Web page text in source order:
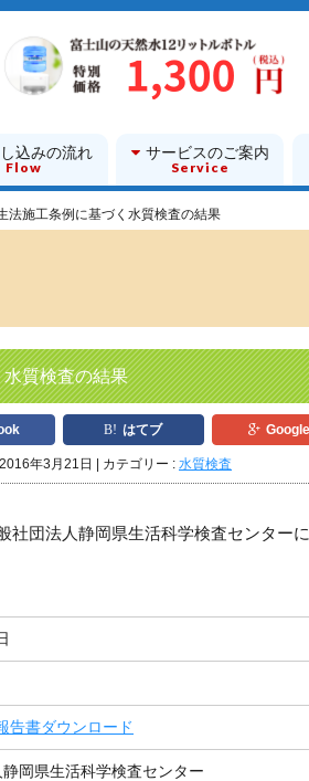
込みの流れ
Flow
サービスのご案内
Service
法施工条例に基づく水質検査の結果
質検査の結果
はてブ
年3月21日 カテゴリー : 水質検査
社団法人静岡県生活科学検査センター
告書ダウンロード
岡県生活科学検査センター